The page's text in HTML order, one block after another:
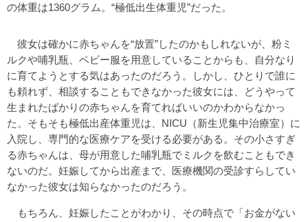
の体重は1360グラム。“極低出生体重児”だった。
彼女は確かに赤ちゃんを“放置”したのかもしれないが、粉ミ
ルクや哺乳瓶、ベビー服を用意していることからも、自分なり
に育てようとする気はあったのだろう。しかし、ひとりで誰に
も頼れず、相談することもできなかった彼女には、どうやって
生まれたばかりの赤ちゃんを育てればいいのかわからなかっ
た。そもそも極低出産体重児は、NICU（新生児集中治療室）に
入院し、専門的な医療ケアを受ける必要がある。その小さすぎ
る赤ちゃんは、母が用意した哺乳瓶でミルクを飲むこともでき
ないのだ。妊娠してから出産まで、医療機関の受診すらしてい
なかった彼女は知らなかったのだろう。
もちろん、妊娠したことがわかり、その時点で「お金がない